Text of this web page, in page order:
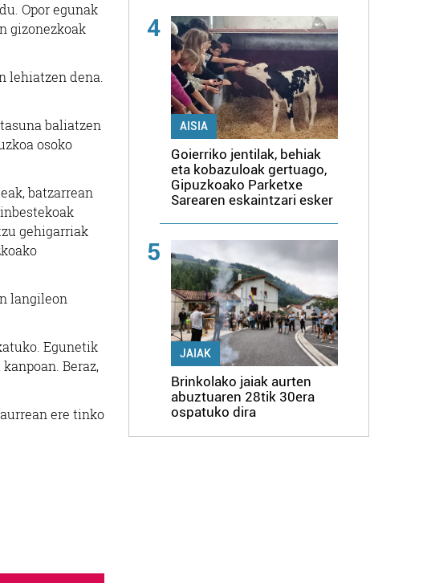
Opor egunak
gizonezkoak
lehiatzen dena.
baliatzen
osoko
batzarrean
gehigarriak
langileon
Egunetik
Beraz,
ere tinko
4
AISIA
Goierriko jentilak, behiak
eta kobazuloak gertuago,
Gipuzkoako Parketxe
Sarearen eskaintzari esker
5
JAIAK
Brinkolako jaiak aurten
abuztuaren 28tik 30era
ospatuko dira